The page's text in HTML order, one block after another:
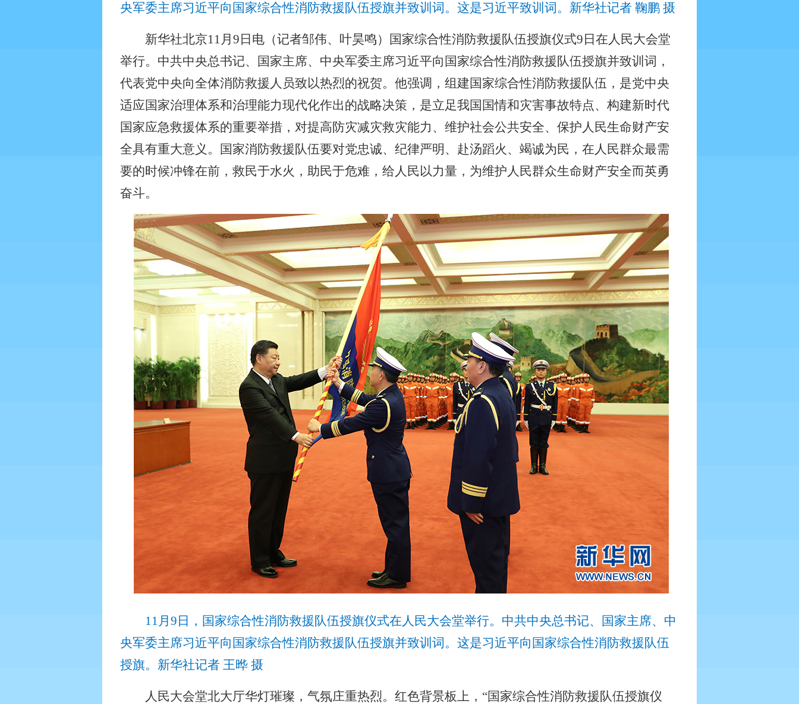
央军委主席习近平向国家综合性消防救援队伍授旗并致训词。这是习近平致训词。新华社记者 鞠鹏 摄
新华社北京11月9 日电（记者邹伟、叶昊鸣）国家综合性消防救援队伍授旗仪式9 日在人民大会堂
举行。中共中央总书记、国家主席、中央军委主席习近平向国家综合性消防救援队伍授旗并致训词，
代表党中央向全体消防救援人员致以热烈的祝贺。他强调，组建国家综合性消防救援队伍，是党中央
适应国家治理体系和治理能力现代化作出的战略决策，是立足我国国情和灾害事故特点、构建新时代
国家应急救援体系的重要举措，对提高防灾减灾救灾能力、维护社会公共安全、保护人民生命财产安
全具有重大意义。国家消防救援队伍要对党忠诚、纪律严明、赴汤蹈火、竭诚为民，在人民群众最需
要的时候冲锋在前，救民于水火，助民于危难，给人民以力量，为维护人民群众生命财产安全而英勇
奋斗。
11月9 日，国家综合性消防救援队伍授旗仪式在人民大会堂举行。中共中央总书记、国家主席、中
央军委主席习近平向国家综合性消防救援队伍授旗并致训词。这是习近平向国家综合性消防救援队伍
授旗。新华社记者 王晔 摄
人民大会堂北大厅华灯璀璨，气氛庄重热烈。红色背景板上，“国家综合性消防救援队伍授旗仪